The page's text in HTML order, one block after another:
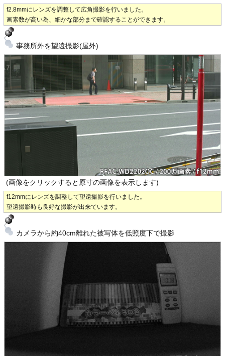
f2.8mmにレンズを調整して広角撮影を行いました。
画素数が高い為、細かな部分まで確認することができます。
事務所外を望遠撮影(屋外)
(画像をクリックすると原寸の画像を表示します)
f12mmにレンズを調整して望遠撮影を行いました。
望遠撮影時も良好な撮影が出来ています。
カメラから約40cm離れた被写体を低照度下で撮影